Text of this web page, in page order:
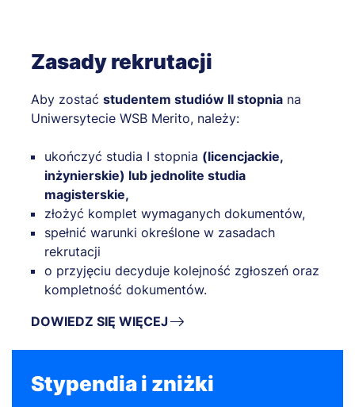
Zasady rekrutacji
Aby zostać studentem studiów II stopnia na
Uniwersytecie WSB Merito, należy:
ukończyć studia I stopnia (licencjackie,
inżynierskie) lub jednolite studia
magisterskie,
złożyć komplet wymaganych dokumentów,
spełnić warunki określone w zasadach
rekrutacji
o przyjęciu decyduje kolejność zgłoszeń oraz
kompletność dokumentów.
DOWIEDZ SIĘ WIĘCEJ
Stypendia i zniżki